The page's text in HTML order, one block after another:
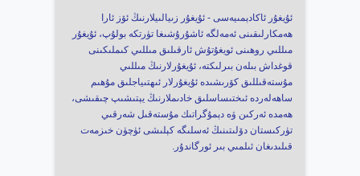
ئۇيغۇر ئاكادېمىيەسى - ئۇيغۇر زىيالىيلارنىڭ ئۆز ئارا
ھەمكارلىقىنى ئەمەلگە ئاشۇرۇشىغا تۈرتكە بولۇپ، ئۇيغۇر
مىللىي روھىنى ئويغۇتۇش ئارقىلىق مىللىي كىملىكىنى
قوغداش بىلەن بىرلىكتە، ئۇيغۇرلارنىڭ مىللىي
مۇستەقىللىق كۆرىشىدە ئۇيغۇرلار ئىھتىياجلىق مۇھىم
ساھەلەردە ئىختىساسلىق خادىملارنىڭ يېتىشىپ چىقىشى،
ھەمدە ئەركىن ۋە دېمۇگراتىك مۇستەقىل شەرقىي
تۈركىستان دۆلىتىنىڭ ئەسلىگە كېلىشى ئۈچۈن خىزمەت
قىلىدىغان ئىلمىي بىر ئورگاندۇر.